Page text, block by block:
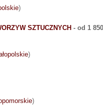
)
SZTUCZNYCH - od 1
)
)